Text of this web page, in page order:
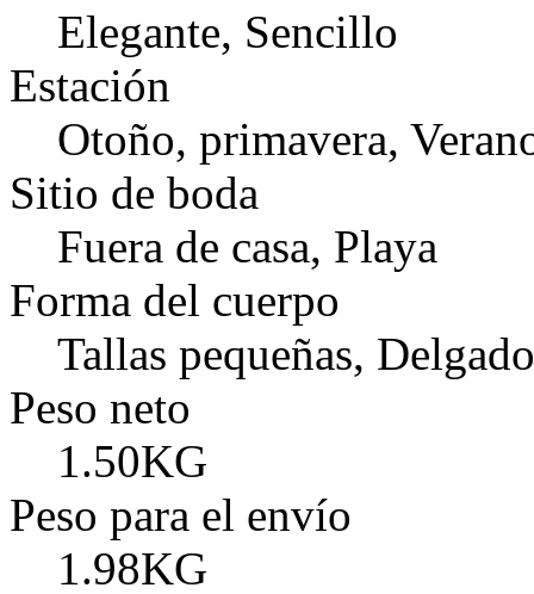
Elegante, Sencillo
Estación
Otoño, primavera,
Sitio de boda
Fuera de casa, Playa
Forma del cuerpo
Tallas pequeñas,
Peso neto
1.50KG
Peso para el envío
1.98KG